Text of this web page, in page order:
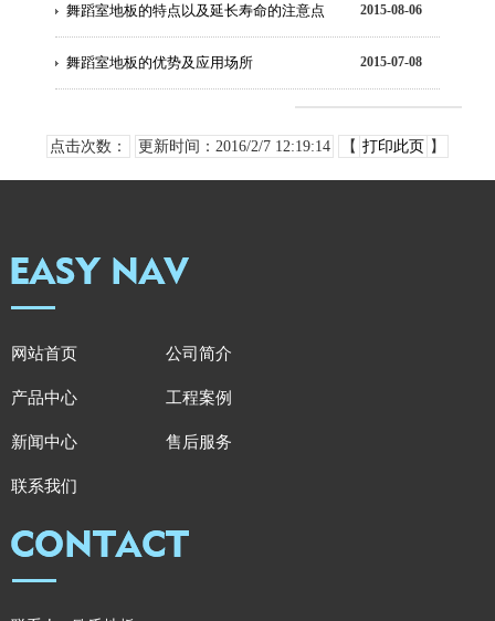
2015-08-06
舞蹈室地板的特点以及延长寿命的注意点
2015-07-08
舞蹈室地板的优势及应用场所
点击次数： 更新时间：2016/2/7 12:19:14 【 打印此页 】
网站首页 公司简介
产品中心 工程案例
新闻中心 售后服务
联系我们